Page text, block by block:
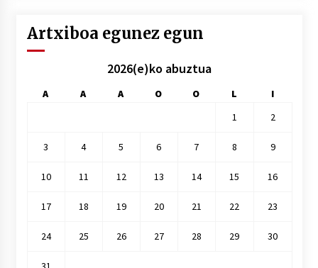
Artxiboa egunez egun
2026(e)ko abuztua
A A A O O L
I
1
2
3 4 5 6 7 8 9
10 11 12 13 14 15 16
17 18 19 20 21 22 23
24 25 26 27 28 29 30